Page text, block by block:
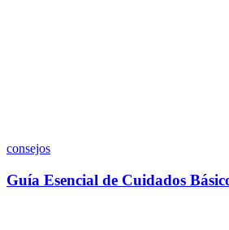
consejos
Guía Esencial de Cuidados